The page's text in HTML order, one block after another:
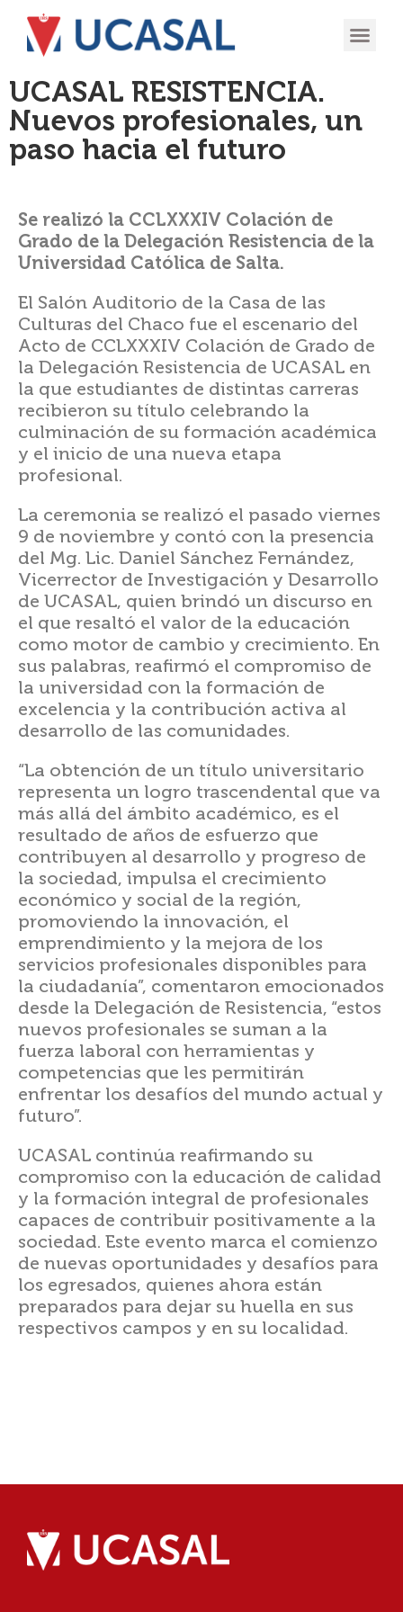
UCASAL RESISTENCIA.
Nuevos profesionales, un
paso hacia el futuro
Se realizó la CCLXXXIV Colación de
Grado de la Delegación Resistencia de la
Universidad Católica de Salta.
El Salón Auditorio de la Casa de las
Culturas del Chaco fue el escenario del
Acto de CCLXXXIV Colación de Grado de
la Delegación Resistencia de UCASAL en
la que estudiantes de distintas carreras
recibieron su título celebrando la
culminación de su formación académica
y el inicio de una nueva etapa
profesional.
La ceremonia se realizó el pasado viernes
9 de noviembre y contó con la presencia
del Mg. Lic. Daniel Sánchez Fernández,
Vicerrector de Investigación y Desarrollo
de UCASAL, quien brindó un discurso en
el que resaltó el valor de la educación
como motor de cambio y crecimiento. En
sus palabras, reafirmó el compromiso de
la universidad con la formación de
excelencia y la contribución activa al
desarrollo de las comunidades.
“La obtención de un título universitario
representa un logro trascendental que va
más allá del ámbito académico, es el
resultado de años de esfuerzo que
contribuyen al desarrollo y progreso de
la sociedad, impulsa el crecimiento
económico y social de la región,
promoviendo la innovación, el
emprendimiento y la mejora de los
servicios profesionales disponibles para
la ciudadanía”, comentaron emocionados
desde la Delegación de Resistencia, “estos
nuevos profesionales se suman a la
fuerza laboral con herramientas y
competencias que les permitirán
enfrentar los desafíos del mundo actual y
futuro”.
UCASAL continúa reafirmando su
compromiso con la educación de calidad
y la formación integral de profesionales
capaces de contribuir positivamente a la
sociedad. Este evento marca el comienzo
de nuevas oportunidades y desafíos para
los egresados, quienes ahora están
preparados para dejar su huella en sus
respectivos campos y en su localidad.